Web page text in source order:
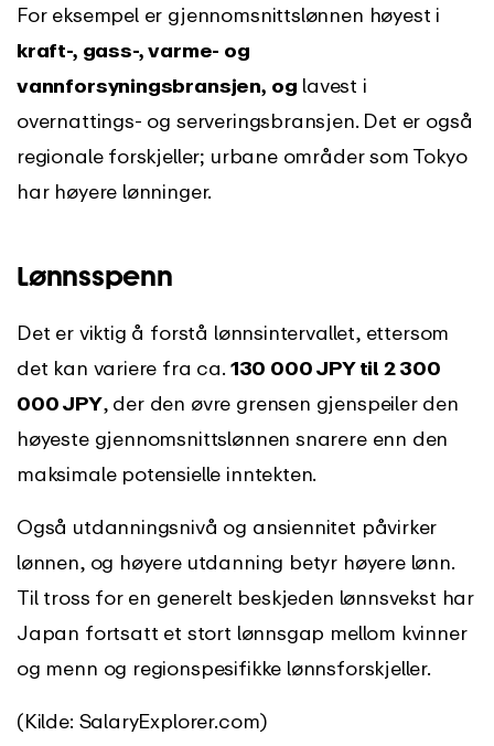
For eksempel er gjennomsnittslønnen høyest i
kraft-, gass-, varme- og
vannforsyningsbransjen, og lavest i
overnattings- og serveringsbransjen. Det er også
regionale forskjeller; urbane områder som Tokyo
har høyere lønninger.
Lønnsspenn
Det er viktig å forstå lønnsintervallet, ettersom
det kan variere fra ca. 130 000 JPY til 2 300
000 JPY, der den øvre grensen gjenspeiler den
høyeste gjennomsnittslønnen snarere enn den
maksimale potensielle inntekten.
Også utdanningsnivå og ansiennitet påvirker
lønnen, og høyere utdanning betyr høyere lønn.
Til tross for en generelt beskjeden lønnsvekst har
Japan fortsatt et stort lønnsgap mellom kvinner
og menn og regionspesifikke lønnsforskjeller.
(Kilde: SalaryExplorer.com)